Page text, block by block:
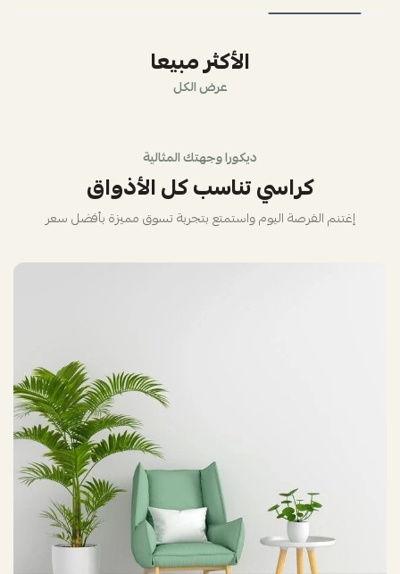
الأكثر مبيعا
عرض الكل
ديكورا وجهتك المثالية
كراسي تناسب كل الأذواق
إغتنم الفرصة اليوم واستمتع بتجربة تسوق مميزة بأفضل سعر